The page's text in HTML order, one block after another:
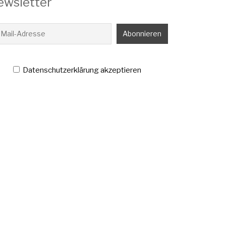
Datenschutzerklärung akzeptieren